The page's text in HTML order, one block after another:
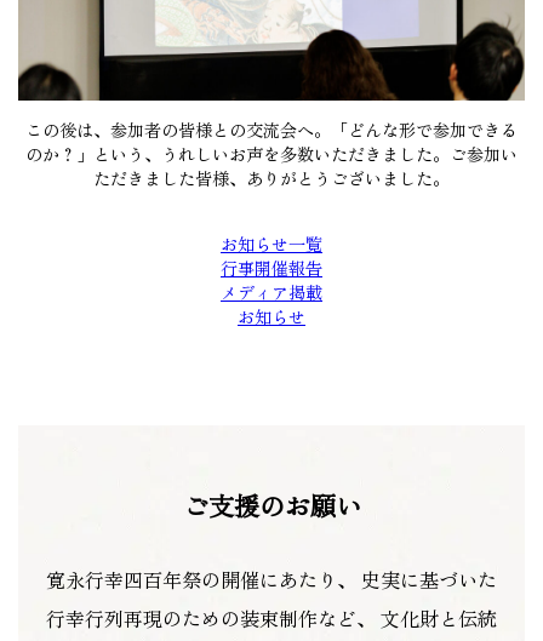
この後は、参加者の皆様との交流会へ。「どんな形で参加できる
のか？」という、うれしいお声を多数いただきました。ご参加い
ただきました皆様、ありがとうございました。
お知らせ一覧
行事開催報告
メディア掲載
お知らせ
ご支援のお願い
寛永行幸四百年祭の開催にあたり、
史実に基づいた
行幸行列再現のための装束制作など、 文化財と伝統